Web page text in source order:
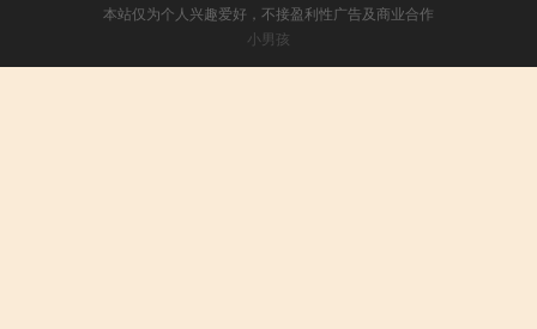
本站仅为个人兴趣爱好，不接盈利性广告及商业合作
小男孩